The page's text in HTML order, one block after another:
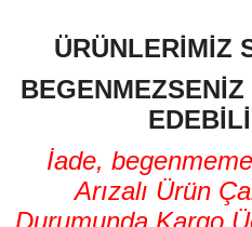
ÜRÜNLERİMİZ
İade,
Arızalı Ürün
Durumunda Kargo